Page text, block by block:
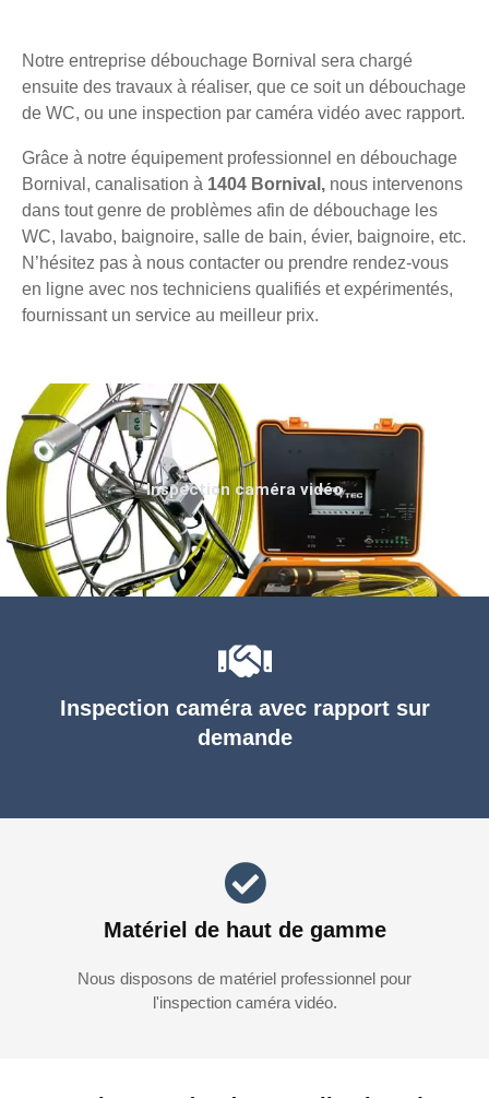
Notre entreprise débouchage Bornival sera chargé
ensuite des travaux à réaliser, que ce soit un débouchage
de WC, ou une inspection par caméra vidéo avec rapport.
Grâce à notre équipement professionnel en débouchage
Bornival, canalisation à 1404 Bornival, nous intervenons
dans tout genre de problèmes afin de débouchage les
WC, lavabo, baignoire, salle de bain, évier, baignoire, etc.
N’hésitez pas à nous contacter ou prendre rendez-vous
en ligne avec nos techniciens qualifiés et expérimentés,
fournissant un service au meilleur prix.
Inspection caméra avec rapport sur
demande
Matériel de haut de gamme
Nous disposons de matériel professionnel pour
l'inspection caméra vidéo.
Inspection caméra vidéo